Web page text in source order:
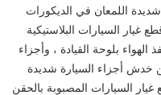
اللمعان في الديكورات
غيار السيارات البلاستيكية
بلوحة القيادة ، وأجزاء
خدش أجزاء السيارة شديدة
غيار السيارات المصبوبة بالحقن